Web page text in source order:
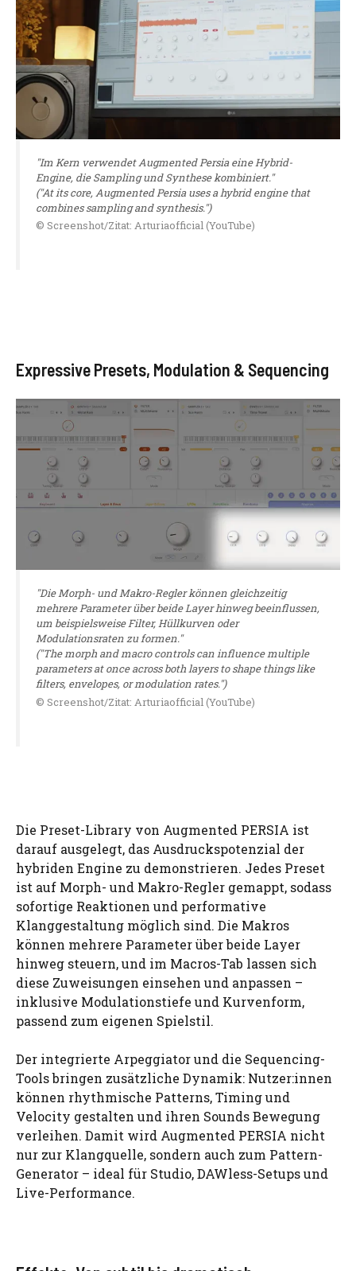
"Im Kern verwendet Augmented Persia eine Hybrid-
Engine, die Sampling und Synthese kombiniert."
("At its core, Augmented Persia uses a hybrid engine that
combines sampling and synthesis.")
© Screenshot/Zitat: Arturiaofficial (YouTube)
Expressive Presets, Modulation & Sequencing
"Die Morph- und Makro-Regler können gleichzeitig
mehrere Parameter über beide Layer hinweg beeinflussen,
um beispielsweise Filter, Hüllkurven oder
Modulationsraten zu formen."
("The morph and macro controls can influence multiple
parameters at once across both layers to shape things like
filters, envelopes, or modulation rates.")
© Screenshot/Zitat: Arturiaofficial (YouTube)
Die Preset-Library von Augmented PERSIA ist
darauf ausgelegt, das Ausdruckspotenzial der
hybriden Engine zu demonstrieren. Jedes Preset
ist auf Morph- und Makro-Regler gemappt, sodass
sofortige Reaktionen und performative
Klanggestaltung möglich sind. Die Makros
können mehrere Parameter über beide Layer
hinweg steuern, und im Macros-Tab lassen sich
diese Zuweisungen einsehen und anpassen –
inklusive Modulationstiefe und Kurvenform,
passend zum eigenen Spielstil.
Der integrierte Arpeggiator und die Sequencing-
Tools bringen zusätzliche Dynamik: Nutzer:innen
können rhythmische Patterns, Timing und
Velocity gestalten und ihren Sounds Bewegung
verleihen. Damit wird Augmented PERSIA nicht
nur zur Klangquelle, sondern auch zum Pattern-
Generator – ideal für Studio, DAWless-Setups und
Live-Performance.